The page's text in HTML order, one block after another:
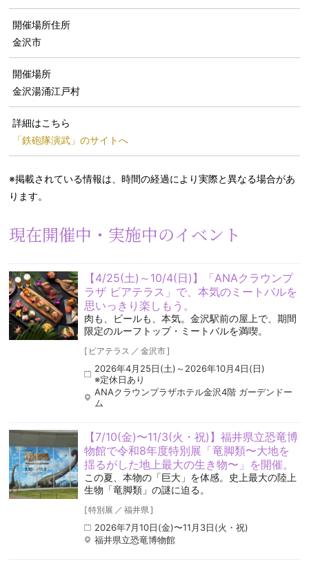
開催場所住所
金沢市
開催場所
金沢湯涌江戸村
詳細はこちら
「鉄砲隊演武」のサイトへ
※掲載されている情報は、時間の経過により実際と異なる場合があ
ります。
現在開催中・実施中のイベント
【4/25(土)～10/4(日)】「ANAクラウンプ
ラザ ビアテラス」で、本気のミートバルを
思いっきり楽しもう。
肉も、ビールも、本気。金沢駅前の屋上で、期間
限定のルーフトップ・ミートバルを満喫。
[ ビアテラス ／ 金沢市]
2026年4月25日(土)～2026年10月4日(日)
※定休日あり
ANAクラウンプラザホテル金沢4階 ガーデンドー
ム
【7/10(金)〜11/3(火・祝)】福井県立恐竜博
物館で令和8年度特別展「竜脚類〜大地を
揺るがした地上最大の生き物〜」を開催。
この夏、本物の「巨大」を体感。史上最大の陸上
生物「竜脚類」の謎に迫る。
[特別展 ／ 福井県]
2026年7月10日(金)〜11月3日(火・祝)
福井県立恐竜博物館